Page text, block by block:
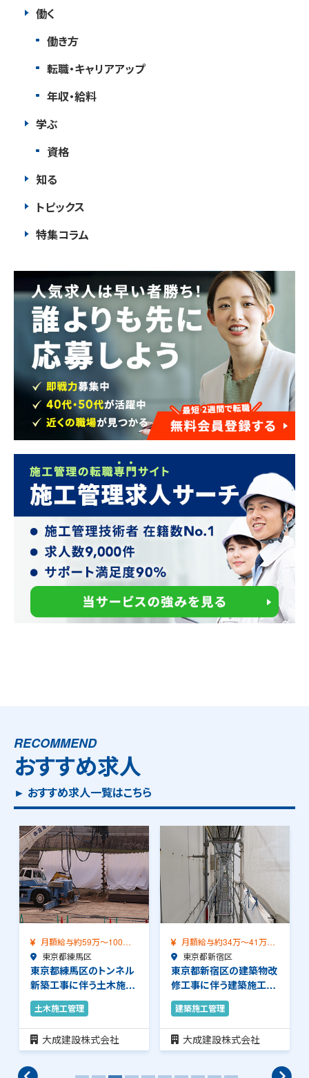
働く
働き方
転職・キャリアアップ
年収・給料
学ぶ
資格
知る
トピックス
特集コラム
RECOMMEND
おすすめ求人
► おすすめ求人一覧はこちら
月額給与約34万～41万
（前職給与保証）…
東京都新宿区
東京都新宿区の建築物改
修工事に伴う建築施工管
理のお仕事です。…
建築施工管理
大成建設株式会社
月額給与約42万～58万
（前職給与保証）…
東京都新宿区
東京都新宿区の建築物改
修工事に伴う建築施工管
理のお仕事です。…
建築施工管理
大成建設株式会社